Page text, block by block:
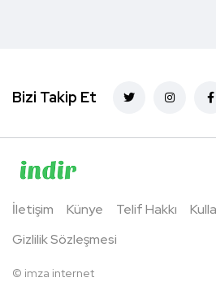
Bizi Takip Et
İletişim Künye Telif Hakkı
Gizlilik Sözleşmesi
© imza internet